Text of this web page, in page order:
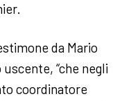
da Mario
“che negli
coordinatore